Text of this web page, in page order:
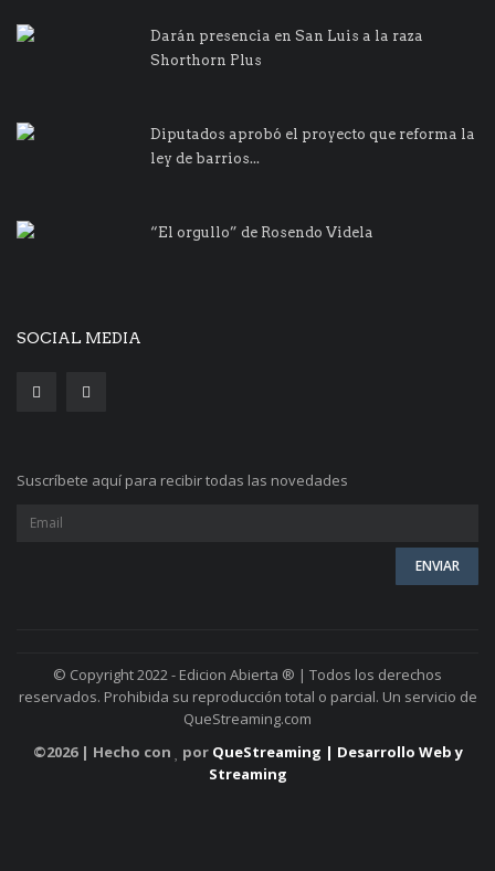
Darán presencia en San Luis a la raza
Shorthorn Plus
Diputados aprobó el proyecto que reforma la
ley de barrios...
“El orgullo” de Rosendo Videla
SOCIAL MEDIA
Suscríbete aquí para recibir todas las novedades
© Copyright 2022 - Edicion Abierta ® | Todos los derechos
reservados. Prohibida su reproducción total o parcial. Un servicio de
QueStreaming.com
©2026 | Hecho con por QueStreaming | Desarrollo Web y
Streaming